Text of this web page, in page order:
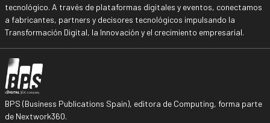
tecnológico. A través de plataformas digitales y eventos, conectamos
a fabricantes, partners y decisores tecnológicos impulsando la
Transformación Digital, la Innovación y el crecimiento empresarial.
BPS (Business Publications Spain), editora de Computing, forma parte
de Nextwork360.